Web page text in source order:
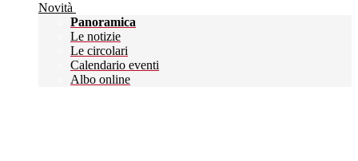
Novità
Panoramica
Le notizie
Le circolari
Calendario eventi
Albo online